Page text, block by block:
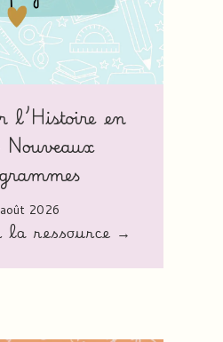
l’Histoire en
2026
la ressource →